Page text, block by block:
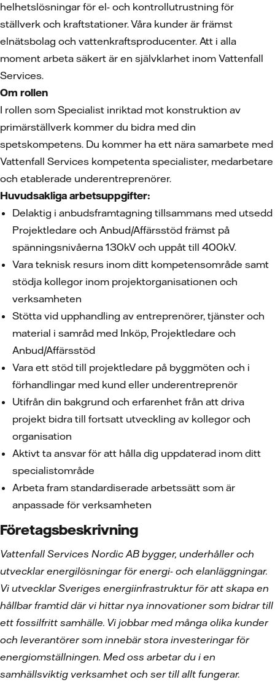
helhetslösningar för el- och kontrollutrustning för
ställverk och kraftstationer. Våra kunder är främst
elnätsbolag och vattenkraftsproducenter. Att i alla
moment arbeta säkert är en självklarhet inom Vattenfall
Services.
Om rollen
I rollen som Specialist inriktad mot konstruktion av
primärställverk kommer du bidra med din
spetskompetens. Du kommer ha ett nära samarbete med
Vattenfall Services kompetenta specialister, medarbetare
och etablerade underentreprenörer.
Huvudsakliga arbetsuppgifter:
Delaktig i anbudsframtagning tillsammans med utsedd
Projektledare och Anbud/Affärsstöd främst på
spänningsnivåerna 130kV och uppåt till 400kV.
Vara teknisk resurs inom ditt kompetensområde samt
stödja kollegor inom projektorganisationen och
verksamheten
Stötta vid upphandling av entreprenörer, tjänster och
material i samråd med Inköp, Projektledare och
Anbud/Affärsstöd
Vara ett stöd till projektledare på byggmöten och i
förhandlingar med kund eller underentreprenör
Utifrån din bakgrund och erfarenhet från att driva
projekt bidra till fortsatt utveckling av kollegor och
organisation
Aktivt ta ansvar för att hålla dig uppdaterad inom ditt
specialistområde
Arbeta fram standardiserade arbetssätt som är
anpassade för verksamheten
Företagsbeskrivning
Vattenfall Services Nordic AB bygger, underhåller och
utvecklar energilösningar för energi- och elanläggningar.
Vi utvecklar Sveriges energiinfrastruktur för att skapa en
hållbar framtid där vi hittar nya innovationer som bidrar till
ett fossilfritt samhälle. Vi jobbar med många olika kunder
och leverantörer som innebär stora investeringar för
energiomställningen. Med oss arbetar du i en
samhällsviktig verksamhet och ser till allt fungerar.